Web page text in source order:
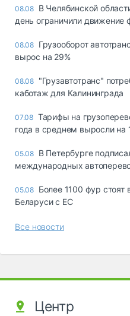
08.08 В Челябинской
день ограничили движение
08.08 Грузооборот
вырос на 29%
08.08 "Грузавтотранс"
каботаж для Калининграда
07.08 Тарифы на
года в среднем выросли на
05.08 В Петербурге
международных
05.08 Более 1100 фур стоят
Беларуси с ЕС
Все новости
Центр